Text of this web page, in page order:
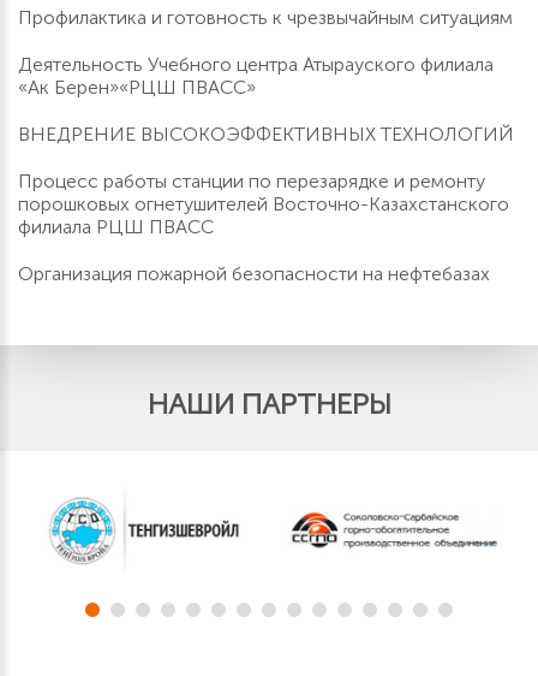
Профилактика и готовность к чрезвычайным ситуациям
Деятельность Учебного центра Атырауского филиала
«Ак Берен»«РЦШ ПВАСС»
ВНЕДРЕНИЕ ВЫСОКОЭФФЕКТИВНЫХ ТЕХНОЛОГИЙ
Процесс работы станции по перезарядке и ремонту
порошковых огнетушителей Восточно-Казахстанского
филиала РЦШ ПВАСС
Организация пожарной безопасности на нефтебазах
НАШИ ПАРТНЕРЫ